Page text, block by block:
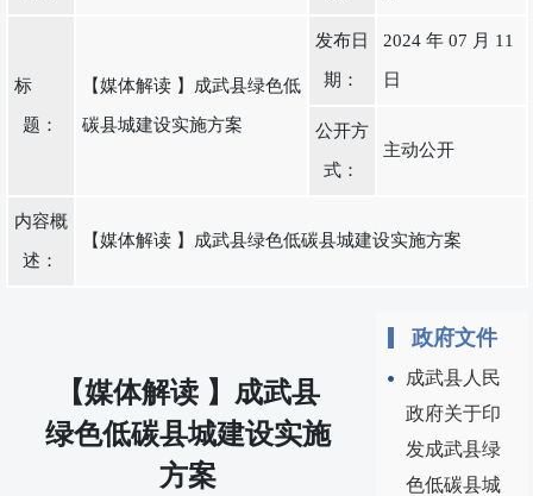
标
题：
【媒体解读 】成武县绿色低
碳县城建设实施方案
发布日
期：
2024 年 07 月 11
日
公开方
式：
主动公开
内容概
述：
【媒体解读 】成武县绿色低碳县城建设实施方案
【媒体解读 】成武县
绿色低碳县城建设实施
方案
政府文件
成武县人民
政府关于印
发成武县绿
色低碳县城